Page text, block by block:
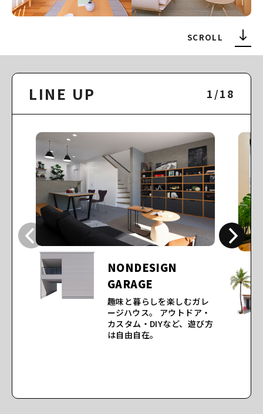
SCROLL
LINE UP 1/18
NONDESIGN
GARAGE
趣味と暮らしを楽しむガレ
ージハウス。
アウトドア・
カスタム・DIYなど、遊び方
は自由自在。